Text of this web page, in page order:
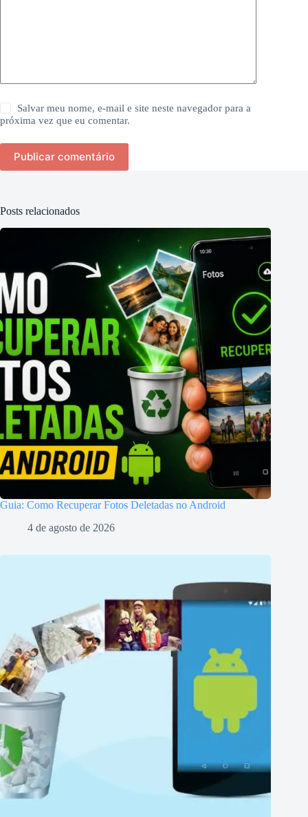
Salvar meu nome, e-mail e site neste navegador para a
próxima vez que eu comentar.
Publicar comentário
Posts relacionados
Guia: Como Recuperar Fotos Deletadas no Android
4 de agosto de 2026